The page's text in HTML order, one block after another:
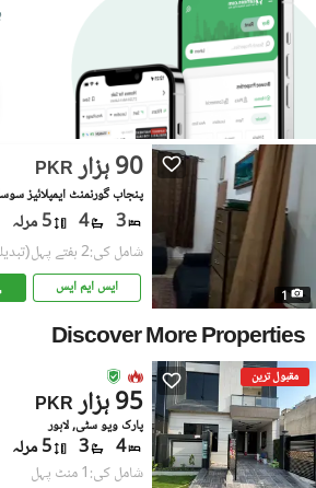
1
PKR 90 ہزار
پنجاب گورنمنٹ ایمپلائیز
3
4 5 مرلہ
شامل کی:2 ہفتے پہل
ایس ایم ایس
Discover More Properties
مقبول ترین
PKR 95 ہزار
پارک ویو سٹی, لاہور
4
3 5 مرلہ
شامل کی:1 منٹ پہل